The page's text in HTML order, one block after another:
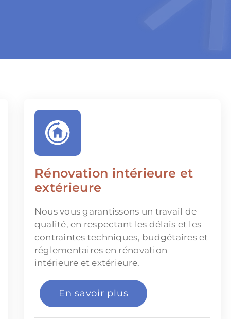
Rénovation intérieure et
extérieure
Nous vous garantissons un travail de
qualité, en respectant les délais et les
contraintes techniques, budgétaires et
réglementaires en rénovation
intérieure et extérieure.
En savoir plus